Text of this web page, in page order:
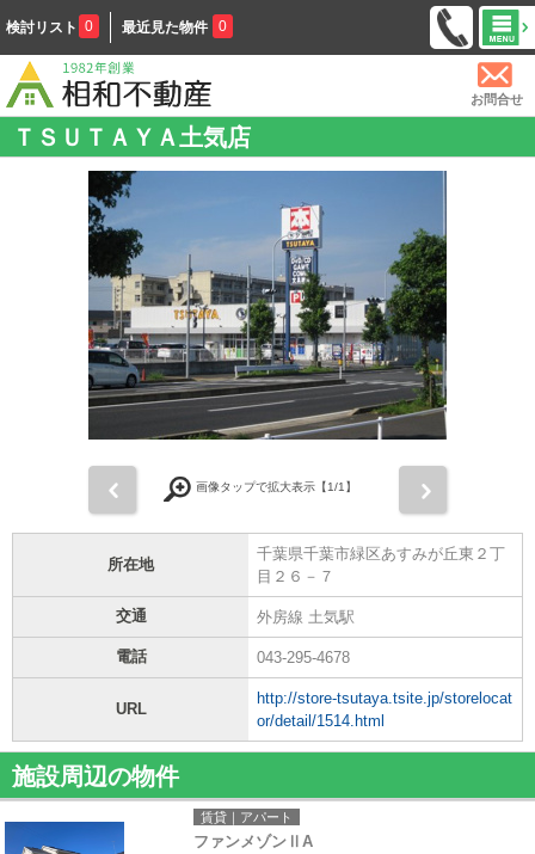
検討リスト 0 最近見た物件 0
お問合せ
ＴＳＵＴＡＹＡ土気店
画像タップで拡大表示【1/1】
所在地
千葉県千葉市緑区あすみが丘東２丁
目２６－７
交通 外房線 土気駅
電話 043-295-4678
URL
http://store-tsutaya.tsite.jp/storelocat
or/detail/1514.html
施設周辺の物件
賃貸｜アパート
ファンメゾンⅡA